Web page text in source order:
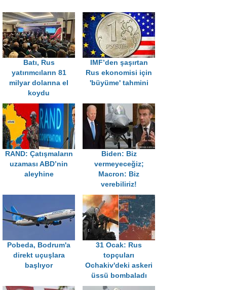
Batı, Rus
yatırımcıların 81
milyar dolarına el
koydu
IMF’den şaşırtan
Rus ekonomisi için
'büyüme' tahmini
RAND: Çatışmaların
uzaması ABD’nin
aleyhine
Biden: Biz
vermeyeceğiz;
Macron: Biz
verebiliriz!
Pobeda, Bodrum'a
direkt uçuşlara
başlıyor
31 Ocak: Rus
topçuları
Ochakiv'deki askeri
üssü bombaladı